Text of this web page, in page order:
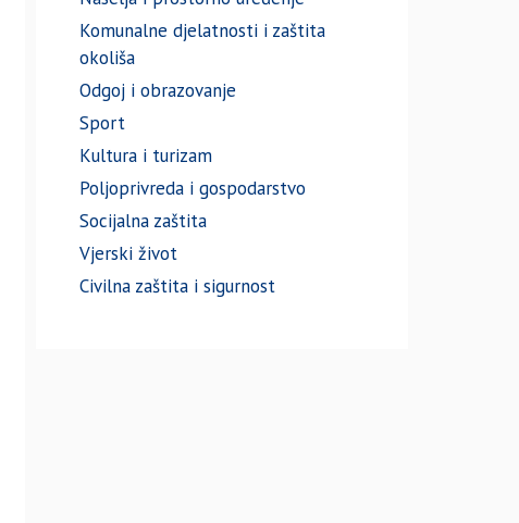
Komunalne djelatnosti i zaštita
okoliša
Odgoj i obrazovanje
Sport
Kultura i turizam
Poljoprivreda i gospodarstvo
Socijalna zaštita
Vjerski život
Civilna zaštita i sigurnost